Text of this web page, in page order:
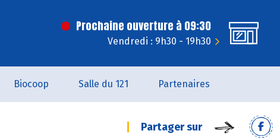
Prochaine ouverture à 09:30
Vendredi : 9h30 - 19h30
Biocoop Salle du 121 Partenaires
Partager sur